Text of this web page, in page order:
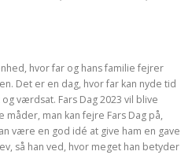
hvor far og hans familie fejrer
Det er en dag, hvor far kan nyde tid
værdsat. Fars Dag 2023 vil blive
man kan fejre Fars Dag på,
være en god idé at give ham en gave
så han ved, hvor meget han betyder